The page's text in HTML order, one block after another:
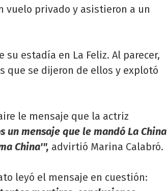
vuelo privado y asistieron a un
estadía en La Feliz. Al parecer,
que se dijeron de ellos y explotó
le mensaje que la actriz
un mensaje que le mandó La China
China'", advirtió Marina Calabró.
leyó el mensaje en cuestión: